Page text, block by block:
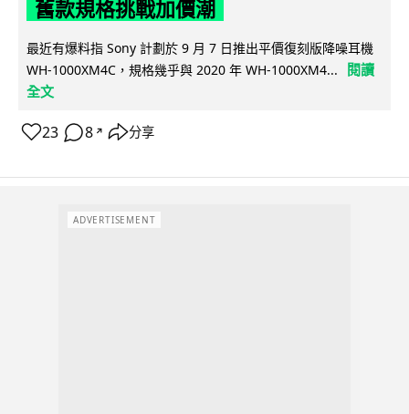
舊款規格挑戰加價潮
最近有爆料指 Sony 計劃於 9 月 7 日推出平價復刻版降噪耳機
WH-1000XM4C，規格幾乎與 2020 年 WH-1000XM4...
閱讀
全文
23 8 ↗ 分享
ADVERTISEMENT